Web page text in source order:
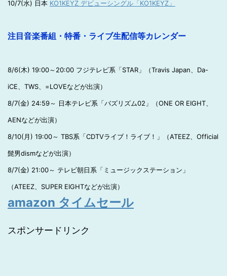
10/7(水) 日本 KO1KEYZ デビューシングル「KO1KEYZ」
注目音楽番組・特番・ライブ生配信等カレンダー
8/6(木) 19:00～20:00 フジテレビ系「STAR」（Travis Japan、Da-
iCE、TWS、=LOVEなどが出演）
8/7(金) 24:59～ 日本テレビ系「バズリズム02」（ONE OR EIGHT、
AENなどが出演）
8/10(月) 19:00～ TBS系「CDTVライブ！ライブ！」（ATEEZ、Official
髭男dismなどが出演）
8/7(金) 21:00～ テレビ朝日系「ミュージックステーション」
（ATEEZ、SUPER EIGHTなどが出演）
amazon タイムセール
スポンサードリンク